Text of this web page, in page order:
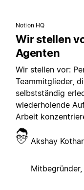
Notion HQ
Wir stellen
Agenten
Wir stellen vor:
Teammitglieder,
selbstständig
wiederholende
Arbeit
Akshay